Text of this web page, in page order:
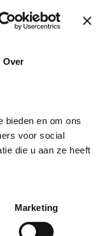
Over
bieden en om ons
voor social
die u aan ze heeft
Marketing
eigen
die je kind